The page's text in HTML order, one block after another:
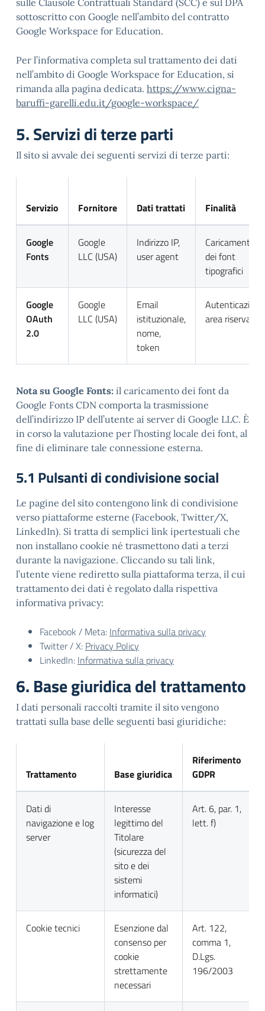
sulle Clausole Contrattuali Standard (SCC) e sul DPA
sottoscritto con Google nell’ambito del contratto
Google Workspace for Education.
Per l’informativa completa sul trattamento dei dati
nell’ambito di Google Workspace for Education, si
rimanda alla pagina dedicata. https://www.cigna-
baruffi-garelli.edu.it/google-workspace/
5. Servizi di terze parti
Il sito si avvale dei seguenti servizi di terze parti:
Servizio Fornitore Dati trattati Finalità
Google
Fonts
Google
LLC (USA)
Indirizzo IP,
user agent
Caricamento
dei font
tipografici
Google
OAuth
2.0
Google
LLC (USA)
Email
istituzionale,
nome,
token
Autenticazione
area riservata
Nota su Google Fonts: il caricamento dei font da
Google Fonts CDN comporta la trasmissione
dell’indirizzo IP dell’utente ai server di Google LLC. È
in corso la valutazione per l’hosting locale dei font, al
fine di eliminare tale connessione esterna.
5.1 Pulsanti di condivisione social
Le pagine del sito contengono link di condivisione
verso piattaforme esterne (Facebook, Twitter/X,
LinkedIn). Si tratta di semplici link ipertestuali che
non installano cookie né trasmettono dati a terzi
durante la navigazione. Cliccando su tali link,
l’utente viene rediretto sulla piattaforma terza, il cui
trattamento dei dati è regolato dalla rispettiva
informativa privacy:
Facebook / Meta: Informativa sulla privacy
Twitter / X: Privacy Policy
LinkedIn: Informativa sulla privacy
6. Base giuridica del trattamento
I dati personali raccolti tramite il sito vengono
trattati sulla base delle seguenti basi giuridiche:
Trattamento Base giuridica
Riferimento
GDPR
Dati di
navigazione e log
server
Interesse
legittimo del
Titolare
(sicurezza del
sito e dei
sistemi
informatici)
Art. 6, par. 1,
lett. f)
Cookie tecnici
Esenzione dal
consenso per
cookie
strettamente
necessari
Art. 122,
comma 1,
D.Lgs.
196/2003